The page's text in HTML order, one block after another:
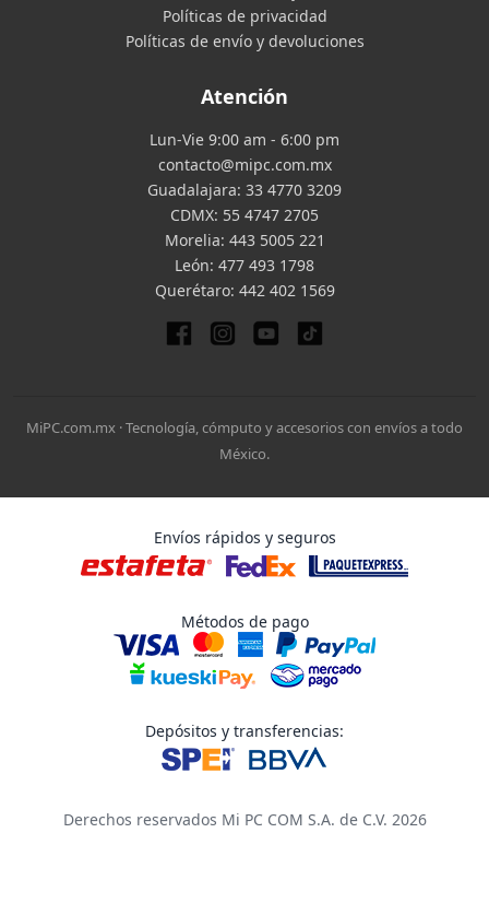
Políticas de privacidad
Políticas de envío y devoluciones
Atención
Lun-Vie 9:00 am - 6:00 pm
contacto@mipc.com.mx
Guadalajara: 33 4770 3209
CDMX: 55 4747 2705
Morelia: 443 5005 221
León: 477 493 1798
Querétaro: 442 402 1569
MiPC.com.mx · Tecnología, cómputo y accesorios con envíos a todo
México.
Envíos rápidos y seguros
Métodos de pago
Depósitos y transferencias:
Derechos reservados Mi PC COM S.A. de C.V. 2026